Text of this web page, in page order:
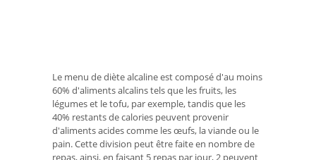
Le menu de diète alcaline est composé d'au moins
60% d'aliments alcalins tels que les fruits, les
légumes et le tofu, par exemple, tandis que les
40% restants de calories peuvent provenir
d'aliments acides comme les œufs, la viande ou le
pain. Cette division peut être faite en nombre de
repas, ainsi, en faisant 5 repas par jour, 2 peuvent